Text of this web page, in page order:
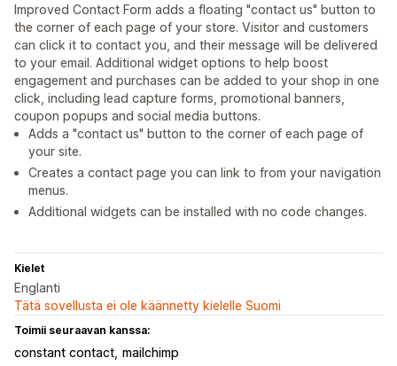
Improved Contact Form adds a floating "contact us" button to
the corner of each page of your store. Visitor and customers
can click it to contact you, and their message will be delivered
to your email. Additional widget options to help boost
engagement and purchases can be added to your shop in one
click, including lead capture forms, promotional banners,
coupon popups and social media buttons.
Adds a "contact us" button to the corner of each page of
your site.
Creates a contact page you can link to from your navigation
menus.
Additional widgets can be installed with no code changes.
Kielet
Englanti
Tätä sovellusta ei ole käännetty kielelle Suomi
Toimii seuraavan kanssa:
constant contact mailchimp